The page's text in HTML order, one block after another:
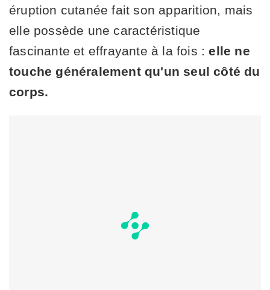
éruption cutanée fait son apparition, mais
elle possède une caractéristique
fascinante et effrayante à la fois :elle ne
touche généralement qu'un seul côté du
corps.